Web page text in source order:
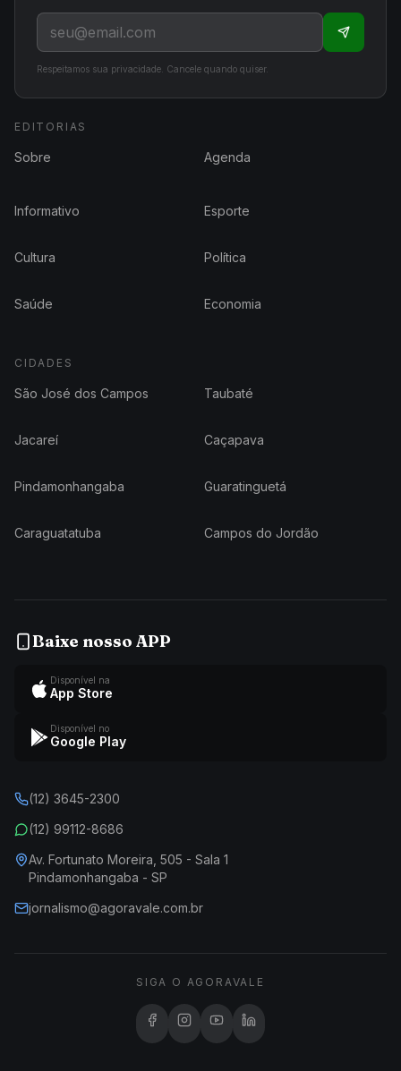
Respeitamos sua privacidade. Cancele quando quiser.
EDITORIAS
Sobre Agenda
Informativo Esporte
Cultura Política
Saúde Economia
CIDADES
São José dos Campos Taubaté
Jacareí Caçapava
Pindamonhangaba Guaratinguetá
Caraguatatuba Campos do Jordão
Baixe nosso APP
Disponível na
App Store
Disponível no
Google Play
(12) 3645-2300
(12) 99112-8686
Av. Fortunato Moreira, 505 - Sala 1
Pindamonhangaba - SP
jornalismo@agoravale.com.br
SIGA O AGORAVALE